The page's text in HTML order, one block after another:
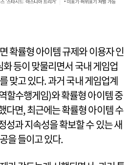
확률형 아이템 규제와 이용자 인
등이 맞물리면서 국내 게임업
맞고 있다. 과거 국내 게임업계
할수행게임)와 확률형 아이템 중
다면, 최근에는 확률형 아이템 수
성과 지속성을 확보할 수 있는 새
을 들이고 있다.